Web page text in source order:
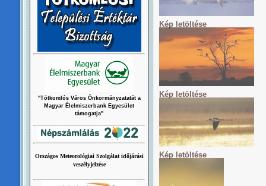
Kép letöltése
Kép letöltése
Kép letöltése
"Tótkomlós Város Önkormányzatatát a
Magyar Élelmiszerbank Egyesület
támogatja"
Országos Meteorológiai Szolgálat időjárási
veszélyjelzése